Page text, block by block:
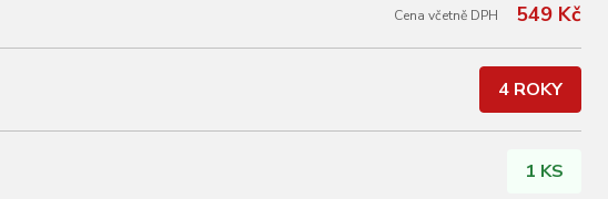
Cena včetně DPH 549 Kč
4 ROKY
1 KS